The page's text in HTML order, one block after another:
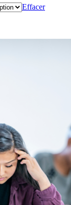
Effacer